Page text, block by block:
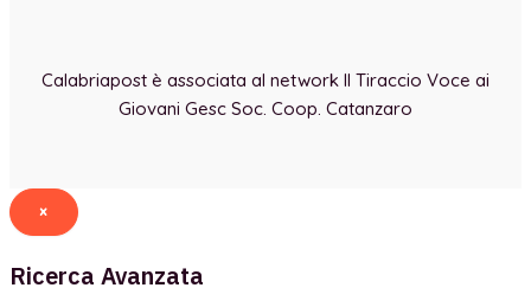
Calabriapost è associata al network Il Tiraccio Voce ai
Giovani Gesc Soc. Coop. Catanzaro
×
Ricerca Avanzata